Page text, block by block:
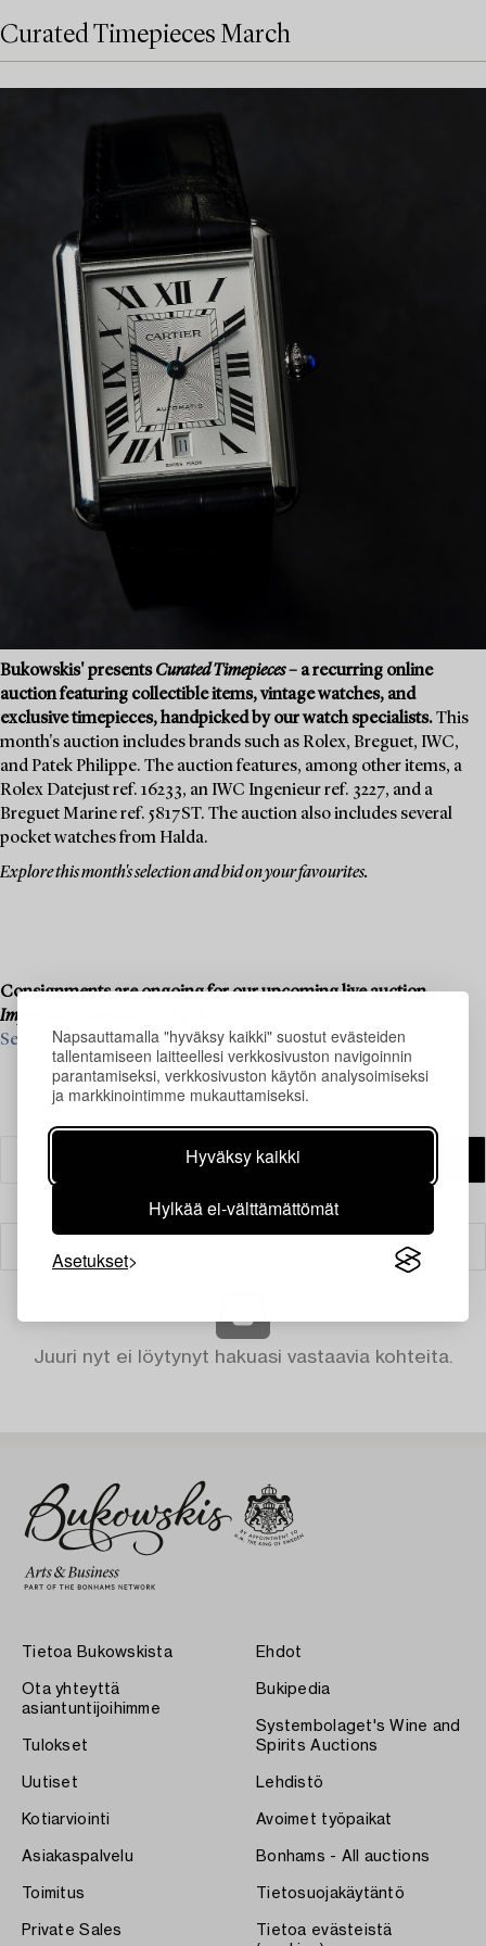
Napsauttamalla "hyväksy kaikki" suostut evästeiden
tallentamiseen laitteellesi verkkosivuston navigoinnin
parantamiseksi, verkkosivuston käytön analysoimiseksi
ja markkinointimme mukauttamiseksi.
Hyväksy kaikki
Hylkää ei-välttämättömät
Asetukset
Curated Timepieces March
Bukowskis' presentsCurated Timepieces– a recurring online
auction featuring collectible items, vintage watches, and
exclusive timepieces, handpicked by our watch specialists.This
month's auction includes brands such as Rolex, Breguet, IWC,
and Patek Philippe. The auction features, among other items, a
Rolex Datejust ref. 16233, an IWC Ingenieur ref. 3227, and a
Breguet Marine ref. 5817ST. The auction also includes several
pocket watches from Halda.
Explore this month's selection and bid on your favourites.
Consignments are ongoing for our upcoming live auction
Important Timepieces
See what we are looking for and contact us for a valuation ›
Juuri nyt ei löytynyt hakuasi vastaavia kohteita.
Tietoa Bukowskista
Ota yhteyttä
asiantuntijoihimme
Tulokset
Uutiset
Kotiarviointi
Asiakaspalvelu
Toimitus
Private Sales
Ehdot
Bukipedia
Systembolaget's Wine and
Spirits Auctions
Lehdistö
Avoimet työpaikat
Bonhams - All auctions
Tietosuojakäytäntö
Tietoa evästeistä